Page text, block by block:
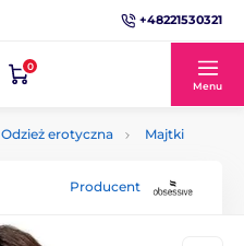
+48221530321
0
Menu
Odzież erotyczna Majtki
Producent